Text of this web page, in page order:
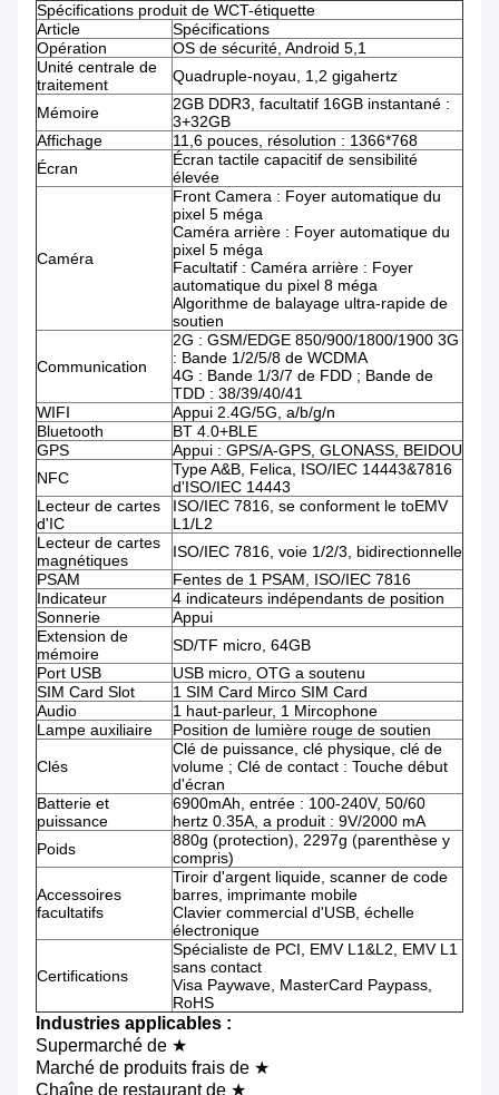
Spécifications produit de WCT-étiquette
Article
Spécifications
Opération
OS de sécurité, Android 5,1
Unité centrale de
traitement
Quadruple-noyau, 1,2 gigahertz
Mémoire
2GB DDR3, facultatif 16GB instantané :
3+32GB
Affichage
11,6 pouces, résolution : 1366*768
Écran
Écran tactile capacitif de sensibilité
élevée
Caméra
Front Camera : Foyer automatique du
pixel 5 méga
Caméra arrière : Foyer automatique du
pixel 5 méga
Facultatif : Caméra arrière : Foyer
automatique du pixel 8 méga
Algorithme de balayage ultra-rapide de
soutien
Communication
2G : GSM/EDGE 850/900/1800/1900 3G
: Bande 1/2/5/8 de WCDMA
4G : Bande 1/3/7 de FDD ; Bande de
TDD : 38/39/40/41
WIFI
Appui 2.4G/5G, a/b/g/n
Bluetooth
BT 4.0+BLE
GPS
Appui : GPS/A-GPS, GLONASS, BEIDOU
NFC
Type A&B, Felica, ISO/IEC 14443&7816
d'ISO/IEC 14443
Lecteur de cartes
d'IC
ISO/IEC 7816, se conforment le toEMV
L1/L2
Lecteur de cartes
magnétiques
ISO/IEC 7816, voie 1/2/3, bidirectionnelle
PSAM
Fentes de 1 PSAM, ISO/IEC 7816
Indicateur
4 indicateurs indépendants de position
Sonnerie
Appui
Extension de
mémoire
SD/TF micro, 64GB
Port USB
USB micro, OTG a soutenu
SIM Card Slot
1 SIM Card Mirco SIM Card
Audio
1 haut-parleur, 1 Mircophone
Lampe auxiliaire
Position de lumière rouge de soutien
Clés
Clé de puissance, clé physique, clé de
volume ; Clé de contact : Touche début
d'écran
Batterie et
puissance
6900mAh, entrée : 100-240V, 50/60
hertz 0.35A, a produit : 9V/2000 mA
Poids
880g (protection), 2297g (parenthèse y
compris)
Accessoires
facultatifs
Tiroir d'argent liquide, scanner de code
barres, imprimante mobile
Clavier commercial d'USB, échelle
électronique
Certifications
Spécialiste de PCI, EMV L1&L2, EMV L1
sans contact
Visa Paywave, MasterCard Paypass,
RoHS
Industries applicables :
Supermarché de ★
Marché de produits frais de ★
Chaîne de restaurant de ★